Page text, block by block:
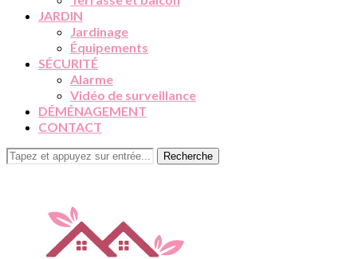
JARDIN
Jardinage
Équipements
SÉCURITÉ
Alarme
Vidéo de surveillance
DÉMÉNAGEMENT
CONTACT
Recherche